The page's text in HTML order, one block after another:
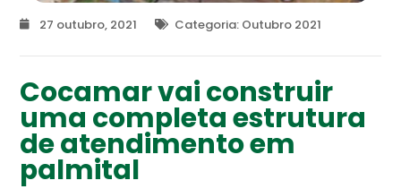
27 outubro, 2021 Categoria: Outubro 2021
Cocamar vai construir
uma completa estrutura
de atendimento em
palmital